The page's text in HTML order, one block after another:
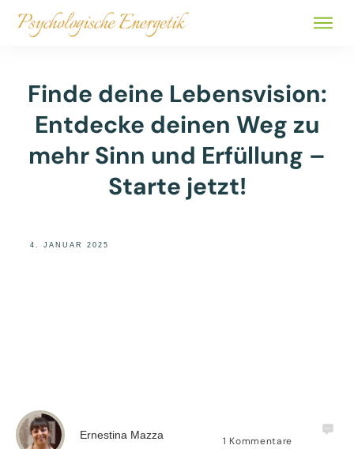
Finde deine Lebensvision:
Entdecke deinen Weg zu
mehr Sinn und Erfüllung –
Starte jetzt!
4. JANUAR 2025
Ernestina Mazza
1 Kommentare